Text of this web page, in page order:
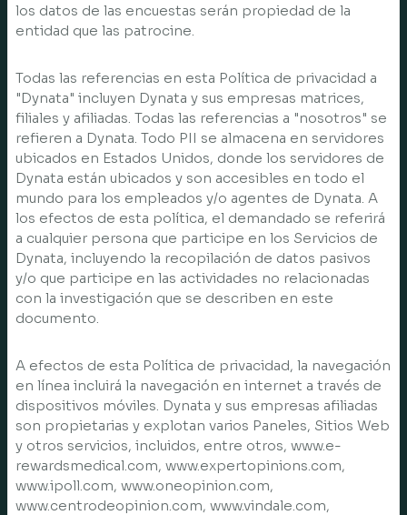
los datos de las encuestas serán propiedad de la
entidad que las patrocine.
Todas las referencias en esta Política de privacidad a
"Dynata" incluyen Dynata y sus empresas matrices,
filiales y afiliadas. Todas las referencias a "nosotros" se
refieren a Dynata. Todo PII se almacena en servidores
ubicados en Estados Unidos, donde los servidores de
Dynata están ubicados y son accesibles en todo el
mundo para los empleados y/o agentes de Dynata. A
los efectos de esta política, el demandado se referirá
a cualquier persona que participe en los Servicios de
Dynata, incluyendo la recopilación de datos pasivos
y/o que participe en las actividades no relacionadas
con la investigación que se describen en este
documento.
A efectos de esta Política de privacidad, la navegación
en línea incluirá la navegación en internet a través de
dispositivos móviles. Dynata y sus empresas afiliadas
son propietarias y explotan varios Paneles, Sitios Web
y otros servicios, incluidos, entre otros, www.e-
rewardsmedical.com, www.expertopinions.com,
www.ipoll.com, www.oneopinion.com,
www.centrodeopinion.com, www.vindale.com,